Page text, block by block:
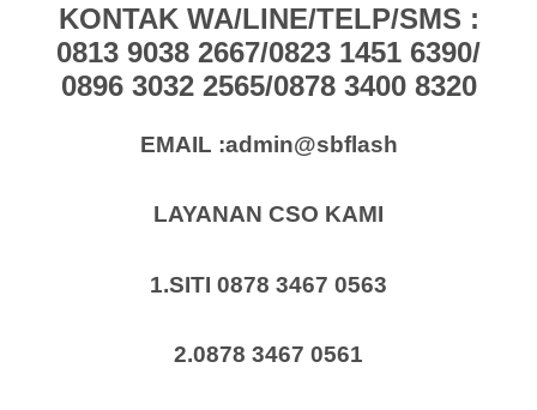
KONTAK WA/LINE/TELP/SMS :
0813 9038 2667/0823 1451 6390/
0896 3032 2565/0878 3400 8320
EMAIL :admin@sbflash
LAYANAN CSO KAMI
1.SITI 0878 3467 0563
2.0878 3467 0561